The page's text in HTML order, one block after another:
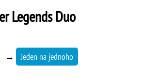
Legends Duo
→ Jeden na jednoho